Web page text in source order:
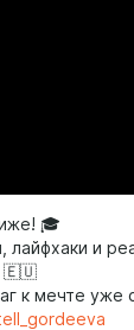
🎓
лайфхаки и
🇪🇺
к мечте уже